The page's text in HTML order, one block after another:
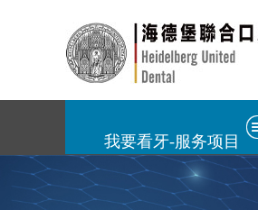
我要看牙-服务项目